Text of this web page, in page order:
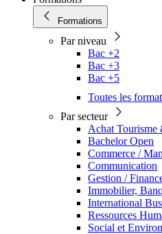
Formations
Par niveau
Bac +2
Bac +3
Bac +5
Toutes les
Par secteur
Achat Tourisme
Bachelor Open
Commerce /
Communication
Gestion /
Immobilier,
International
Ressources
Social et